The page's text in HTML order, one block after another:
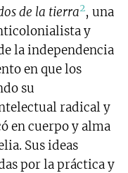
de la tierra2, una
y
la independencia
en que los
su
radical y
en cuerpo y alma
Sus ideas
por la práctica y